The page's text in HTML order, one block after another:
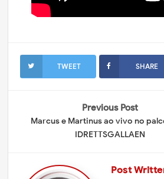
TWEET SHARE
Previous Post
Marcus e Martinus ao vivo no
IDRETTSGALLAEN
Post